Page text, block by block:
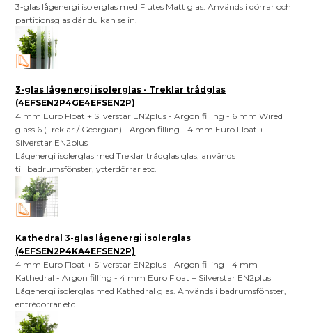
3-glas lågenergi isolerglas med Flutes Matt glas. Används i dörrar och
partitionsglas där du kan se in.
3-glas lågenergi isolerglas - Treklar trådglas
(4EFSEN2P4GE4EFSEN2P)
4 mm Euro Float + Silverstar EN2plus - Argon filling - 6 mm Wired
glass 6 (Treklar / Georgian) - Argon filling - 4 mm Euro Float +
Silverstar EN2plus
Lågenergi isolerglas med Treklar trådglas glas, används
till badrumsfönster, ytterdörrar etc.
Kathedral 3-glas lågenergi isolerglas
(4EFSEN2P4KA4EFSEN2P)
4 mm Euro Float + Silverstar EN2plus - Argon filling - 4 mm
Kathedral - Argon filling - 4 mm Euro Float + Silverstar EN2plus
Lågenergi isolerglas med Kathedral glas. Används i badrumsfönster,
entrédörrar etc.